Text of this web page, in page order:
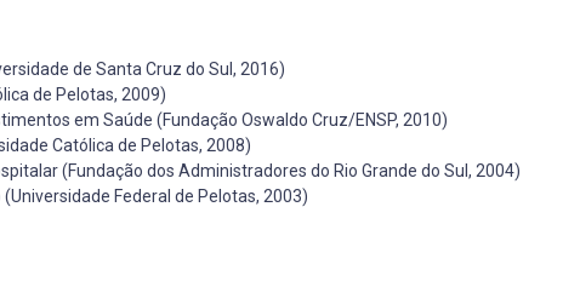
de Santa Cruz do Sul, 2016)
de Pelotas, 2009)
em Saúde (Fundação Oswaldo Cruz/ENSP, 2010)
Católica de Pelotas, 2008)
(Fundação dos Administradores do Rio Grande do Sul, 2004)
Federal de Pelotas, 2003)